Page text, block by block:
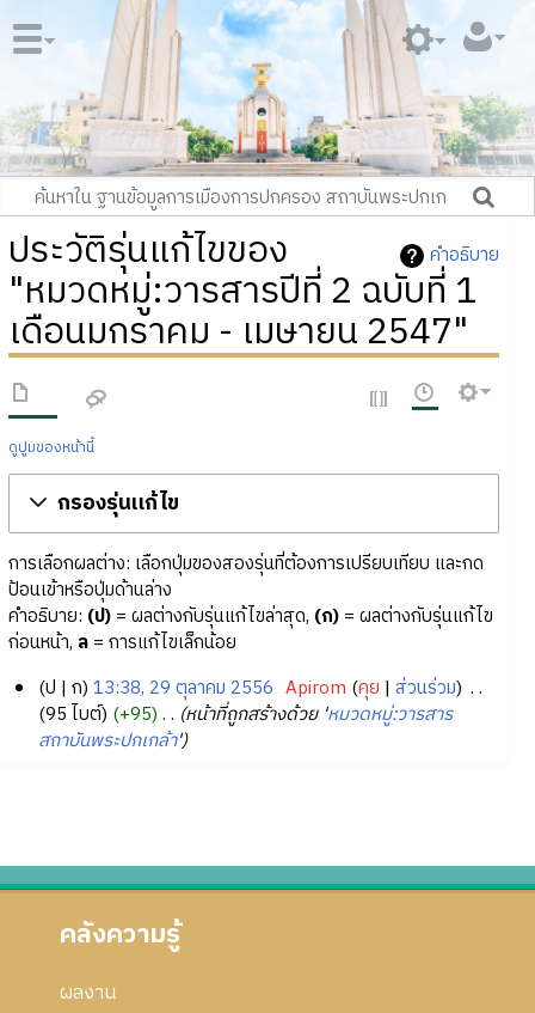
คำอธิบาย
ประวัติรุ่นแก้ไขของ
"หมวดหมู่:วารสารปีที่ 2 ฉบับที่ 1
เดือนมกราคม - เมษายน 2547"
ดูปูมของหน้านี้
กรองรุ่นแก้ไข
การเลือกผลต่าง: เลือกปุ่มของสองรุ่นที่ต้องการเปรียบเทียบ และกด
ป้อนเข้าหรือปุ่มด้านล่าง
คำอธิบาย: (ป)= ผลต่างกับรุ่นแก้ไขล่าสุด, (ก)= ผลต่างกับรุ่นแก้ไข
ก่อนหน้า, ล= การแก้ไขเล็กน้อย
ค
ม
ป ก 13:38, 29 ตุลาคม 2556 Apirom คุย ส่วนร่วม ‎
95 ไบต์
+95 ‎ หน้าที่ถูกสร้างด้วย 'หมวดหมู่:วารสาร
สถาบันพระปกเกล้า'
คลังความรู้
ผลงาน